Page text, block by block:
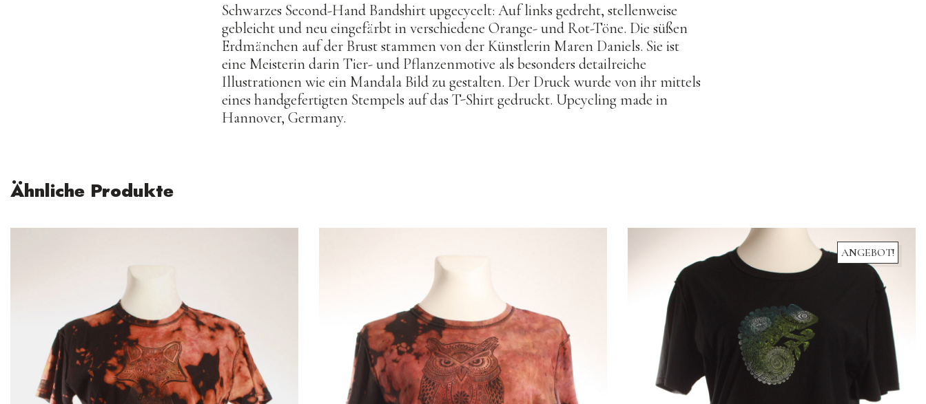
Schwarzes Second-Hand Bandshirt upgecycelt: Auf links gedreht, stellenweise
gebleicht und neu eingefärbt in verschiedene Orange- und Rot-Töne. Die süßen
Erdmänchen auf der Brust stammen von der Künstlerin Maren Daniels. Sie ist
eine Meisterin darin Tier- und Pflanzenmotive als besonders detailreiche
Illustrationen wie ein Mandala Bild zu gestalten. Der Druck wurde von ihr mittels
eines handgefertigten Stempels auf das T-Shirt gedruckt. Upcycling made in
Hannover, Germany.
Ähnliche Produkte
ANGEBOT!